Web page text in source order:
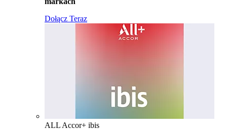
Dołącz Teraz
ALL Accor+ ibis